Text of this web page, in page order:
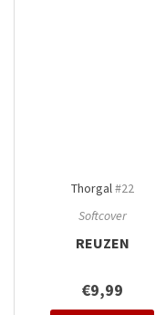
Thorgal#22
Softcover
REUZEN
€9,99